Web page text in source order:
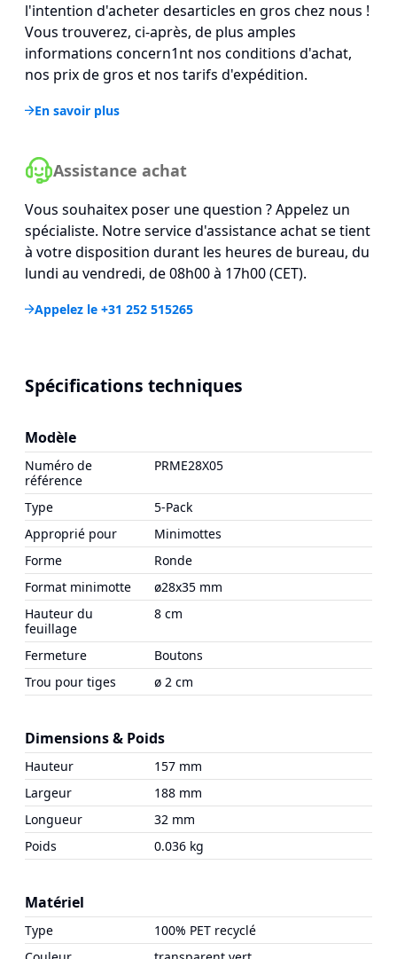
l'intention d'acheter desarticles en gros chez nous !
Vous trouverez, ci-après, de plus amples
informations concern1nt nos conditions d'achat,
nos prix de gros et nos tarifs d'expédition.
En savoir plus
Assistance achat
Vous souhaitex poser une question ? Appelez un
spécialiste. Notre service d'assistance achat se tient
à votre disposition durant les heures de bureau, du
lundi au vendredi, de 08h00 à 17h00 (CET).
Appelez le +31 252 515265
Spécifications techniques
Modèle
Numéro de
référence
PRME28X05
Type
5-Pack
Approprié pour
Minimottes
Forme
Ronde
Format minimotte
ø28x35 mm
Hauteur du
feuillage
8 cm
Fermeture
Boutons
Trou pour tiges
ø 2 cm
Dimensions & Poids
Hauteur
157 mm
Largeur
188 mm
Longueur
32 mm
Poids
0.036 kg
Matériel
Type
100% PET recyclé